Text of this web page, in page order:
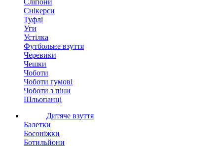
Сліпони
Снікерси
Туфлі
Уги
Устілка
Футбольне взуття
Черевики
Чешки
Чоботи
Чоботи гумові
Чоботи з піни
Шльопанці
Дитяче взуття
Балетки
Босоніжки
Ботильйони